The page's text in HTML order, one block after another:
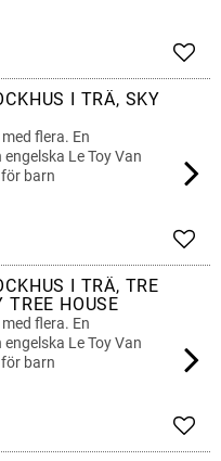
Add
I TRÄ, SKY
flera. En
Le Toy Van
barn
Add
I TRÄ, TRE
TREE HOUSE
flera. En
Le Toy Van
barn
Add